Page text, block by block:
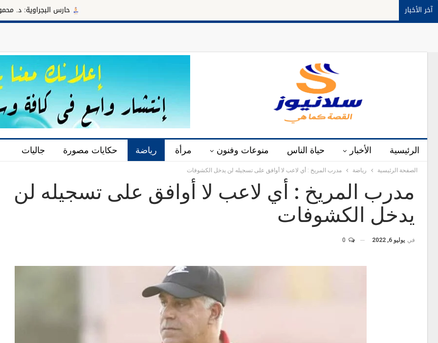
آخر الأخبار حارس البجراوية: د. محمود سليمان
الرئيسية الأخبار حياة الناس منوعات وفنون مرأة رياضة حكايات مصورة جاليات
الصفحة الرئيسية رياضة مدرب المريخ : أي لاعب لا أوافق على تسجيله لن يدخل الكشوفات
مدرب المريخ : أي لاعب لا أوافق على تسجيله لن
يدخل الكشوفات
في يوليو 6, 2022